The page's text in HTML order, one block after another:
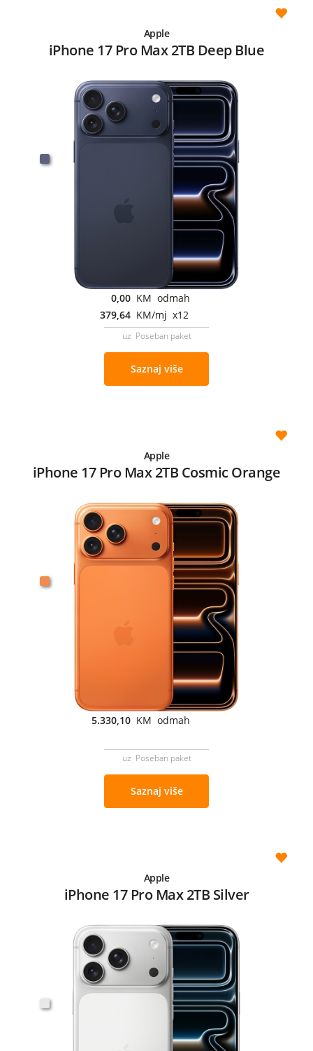
Apple
iPhone 17 Pro Max 2TB Deep Blue
0,00 KM odmah
379,64 KM/mj x12
uz Poseban paket
Saznaj više
Apple
iPhone 17 Pro Max 2TB Cosmic Orange
5.330,10 KM odmah
uz Poseban paket
Saznaj više
Apple
iPhone 17 Pro Max 2TB Silver